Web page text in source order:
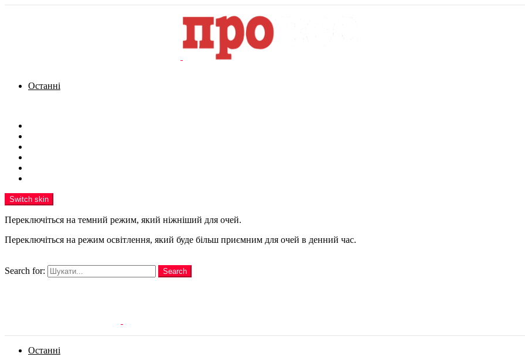
Останні
Switch skin
Переключіться на темний режим, який ніжніший для очей.
Переключіться на режим освітлення, який буде більш приємним для очей в денний час.
Search for:
Search
Останні